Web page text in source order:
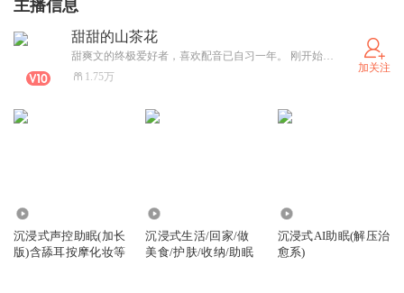
主播信息
甜甜的山茶花
甜爽文的终极爱好者，喜欢配音已自习一年。 刚开始录制有声书，不太熟练，但是我相信会熟能生巧的，也希望我们一起收听，见证成长！！！ 2022年6月5日，开始配音，希望坚持下去，加油
1.75万
加关注
沉浸式声控助眠(加长
版)含舔耳按摩化妆等
沉浸式生活/回家/做
美食/护肤/收纳/助眠
沉浸式AI助眠(解压治
愈系)